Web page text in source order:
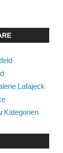
Lafajeck
Kategorien